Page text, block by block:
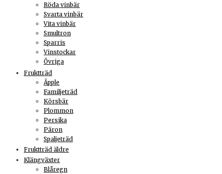
Röda vinbär
Svarta vinbär
Vita vinbär
Smultron
Sparris
Vinstockar
Övriga
Fruktträd
Äpple
Familjeträd
Körsbär
Plommon
Persika
Päron
Spaljeträd
Fruktträd äldre
Klängväxter
Blåregn